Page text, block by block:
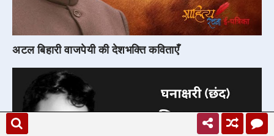
अटल बिहारी वाजपेयी की देशभक्ति कविताएँ